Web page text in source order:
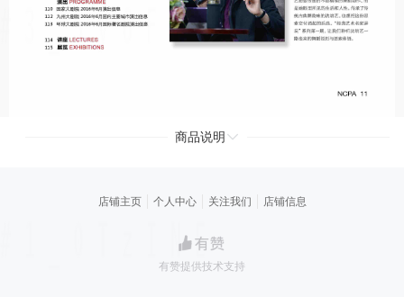
商品说明
店铺主页 个人中心 关注我们 店铺信息
有赞提供技术支持